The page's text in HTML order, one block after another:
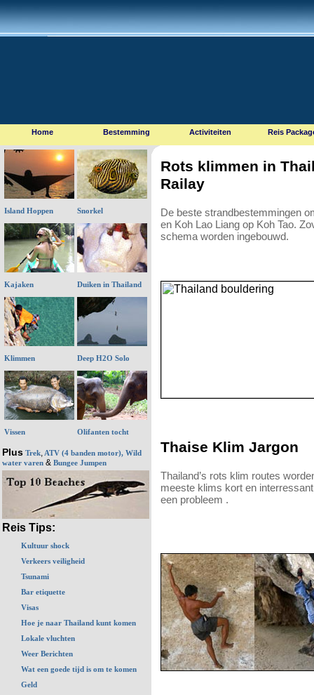
Home Bestemming Activiteiten Reis
Island Hoppen Snorkel
Kajaken Duiken in Thailand
Klimmen Deep H2O Solo
Vissen Olifanten tocht
Plus Trek, ATV (4 banden motor), Wild
water varen & Bungee Jumpen
Reis Tips:
Kultuur shock
Verkeers veiligheid
Tsunami
Bar etiquette
Visas
Hoe je naar Thailand kunt komen
Lokale vluchten
Weer Berichten
Wat een goede tijd is om te komen
Geld
Rots klimmen in
Railay
De beste strandbestemmingen
en Koh Lao Liang op Koh Tao.
schema worden ingebouwd.
Thaise Klim Jargon
Thailand’s rots klim routes
meeste klims kort en
een probleem .